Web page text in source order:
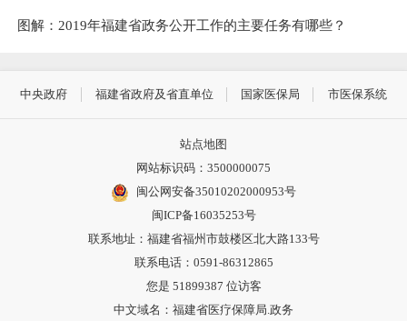
图解：2019年福建省政务公开工作的主要任务有哪些？
中央政府 福建省政府及省直单位 国家医保局 市医保系统
站点地图
网站标识码：3500000075
闽公网安备35010202000953号
闽ICP备16035253号
联系地址：福建省福州市鼓楼区北大路133号
联系电话：0591-86312865
您是 51899387 位访客
中文域名：福建省医疗保障局.政务